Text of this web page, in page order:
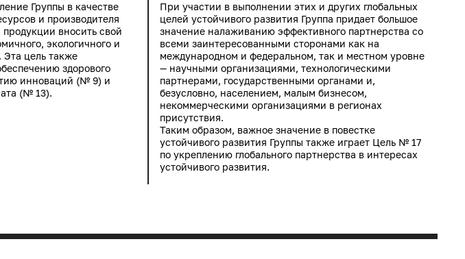
Группы в качестве
и производителя
вносить свой
экологичного и
Эта цель также
здорового
инноваций (№ 9) и
(№ 13).
При участии в выполнении этих и других глобальных
целей устойчивого развития Группа придает большое
значение налаживанию эффективного партнерства со
всеми заинтересованными сторонами как на
международном и федеральном, так и местном уровне
— научными организациями, технологическими
партнерами, государственными органами и,
безусловно, населением, малым бизнесом,
некоммерческими организациями в регионах
присутствия.
Таким образом, важное значение в повестке
устойчивого развития Группы также играет Цель № 17
по укреплению глобального партнерства в интересах
устойчивого развития.